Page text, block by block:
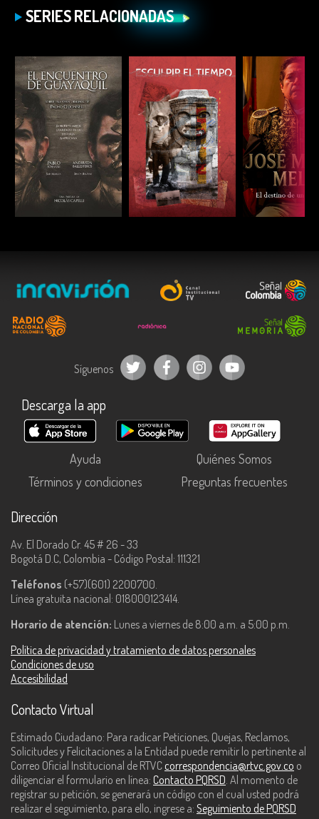
SERIES RELACIONADAS
ESCUCHAR ESCUCHAR
Síguenos
Descarga la app
Ayuda
Quiénes Somos
Términos y condiciones
Preguntas frecuentes
Dirección
Av. El Dorado Cr. 45 # 26 - 33
Bogotá D.C, Colombia - Código Postal: 111321
Teléfonos (+57)(601) 2200700.
Línea gratuita nacional: 018000123414.
Horario de atención: Lunes a viernes de 8:00 a.m. a 5:00 p.m.
Política de privacidad y tratamiento de datos personales
Condiciones de uso
Accesibilidad
Contacto Virtual
Estimado Ciudadano: Para radicar Peticiones, Quejas, Reclamos,
Solicitudes y Felicitaciones a la Entidad puede remitir lo pertinente al
Correo Oficial Institucional de RTVC correspondencia@rtvc.gov.co o
diligenciar el formulario en línea: Contacto PQRSD. Al momento de
registrar su petición, se generará un código con el cual usted podrá
realizar el seguimiento, para ello, ingrese a: Seguimiento de PQRSD